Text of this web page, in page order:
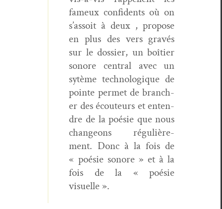
fameux con­fi­dents où on
s’as­soit à deux , pro­pose
en plus des vers gravés
sur le dossier, un boîti­er
sonore cen­tral avec un
sytème tech­nologique de
pointe per­met de branch­
er des écou­teurs et enten­
dre de la poésie que nous
changeons régulière­
ment. Donc à la fois de
« poésie sonore » et à la
fois de la « poésie
visuelle ».